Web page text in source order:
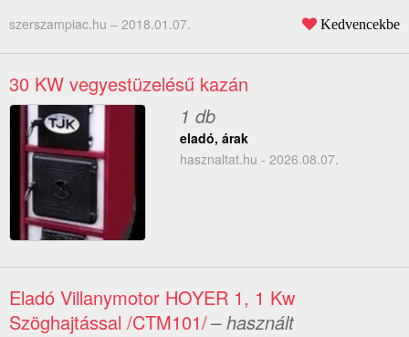
szerszampiac.hu – 2018.01.07. Kedvencekbe
30 KW vegyestüzelésű kazán
1 db
eladó, árak
hasznaltat.hu - 2026.08.07.
Eladó Villanymotor HOYER 1, 1 Kw
Szöghajtással /CTM101/– használt